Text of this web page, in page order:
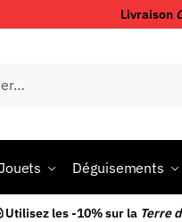
Livraison
Déguisements
Utilisez les -10% sur la Terre